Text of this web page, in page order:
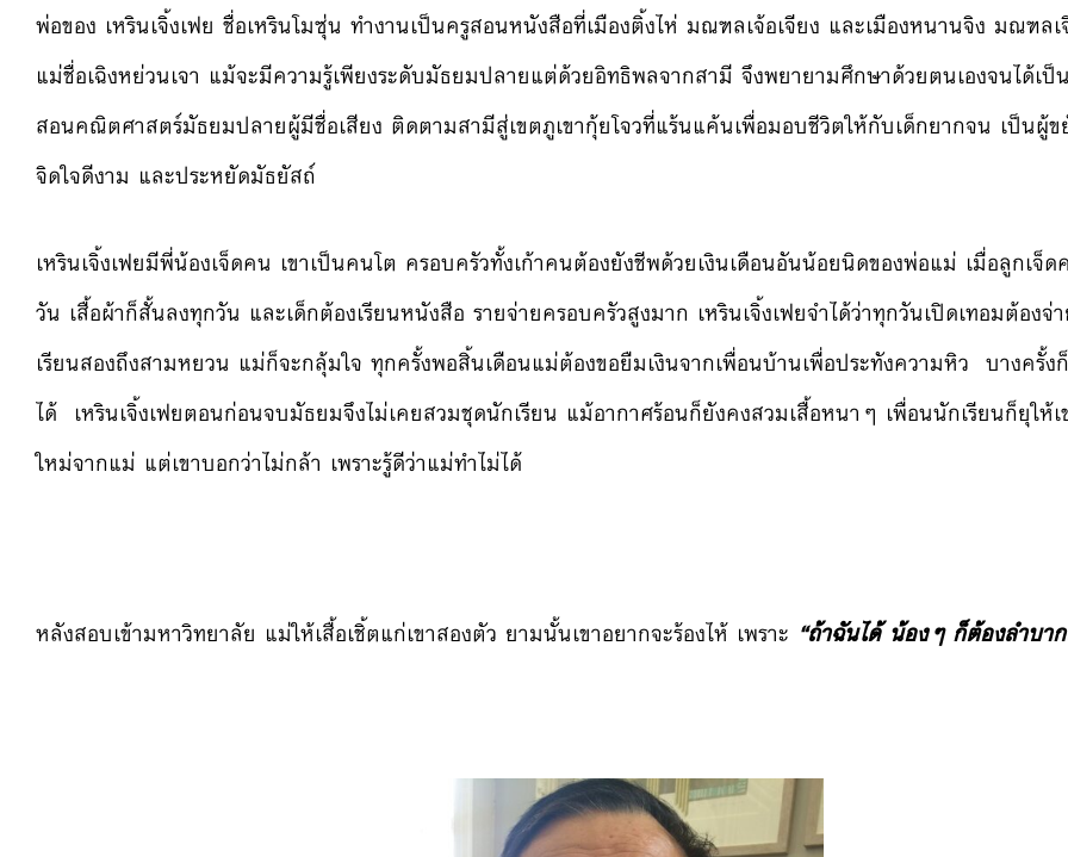
พ่อของ เหรินเจิ้งเฟย ชื่อเหรินโมซุ่น ทำงานเป็นครูสอนหนังสือที่เมืองติ้งไห่ มณฑลเจ้อเจียง และเมืองหนานจิง มณฑล
แม่ชื่อเฉิงหย่วนเจา แม้จะมีความรู้เพียงระดับมัธยมปลายแต่ด้วยอิทธิพลจากสามี จึงพยายามศึกษาด้วยตนเองจนได้เป็
สอนคณิตศาสตร์มัธยมปลายผู้มีชื่อเสียง ติดตามสามีสู่เขตภูเขากุ้ยโจวที่แร้นแค้นเพื่อมอบชีวิตให้กับเด็กยากจน เป็นผู้
จิดใจดีงาม และประหยัดมัธยัสถ์
เหรินเจิ้งเฟยมีพี่น้องเจ็ดคน เขาเป็นคนโต ครอบครัวทั้งเก้าคนต้องยังชีพด้วยเงินเดือนอันน้อยนิดของพ่อแม่ เมื่อลูกเจ็
วัน เสื้อผ้าก็สั้นลงทุกวัน และเด็กต้องเรียนหนังสือ รายจ่ายครอบครัวสูงมาก เหรินเจิ้งเฟยจำได้ว่าทุกวันเปิดเทอมต้องจ่า
เรียนสองถึงสามหยวน แม่ก็จะกลุ้มใจ ทุกครั้งพอสิ้นเดือนแม่ต้องขอยืมเงินจากเพื่อนบ้านเพื่อประทังความหิว บางครั้ง
ได้ เหรินเจิ้งเฟยตอนก่อนจบมัธยมจึงไม่เคยสวมชุดนักเรียน แม้อากาศร้อนก็ยังคงสวมเสื้อหนาๆ เพื่อนนักเรียนก็ยุให้เ
ใหม่จากแม่ แต่เขาบอกว่าไม่กล้า เพราะรู้ดีว่าแม่ทำไม่ได้
หลังสอบเข้ามหาวิทยาลัย แม่ให้เสื้อเชิ้ตแก่เขาสองตัว ยามนั้นเขาอยากจะร้องไห้ เพราะ “ถ้าฉันได้ น้องๆ ก็ต้องลำบา